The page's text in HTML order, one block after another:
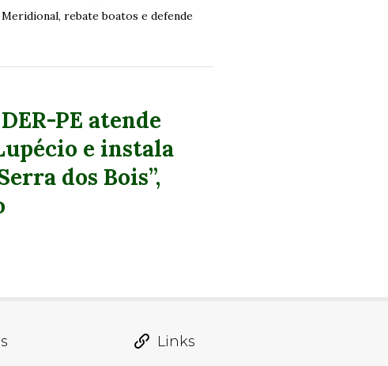
rebate boatos e defende
PE atende
e instala
dos Bois”,
Links